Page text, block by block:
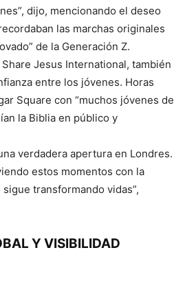
dijo, mencionando el deseo
las marchas originales
de la Generación Z.
Jesus International, también
entre los jóvenes. Horas
Square con “muchos jóvenes de
la Biblia en público y
verdadera apertura en Londres.
estos momentos con la
transformando vidas”,
Y VISIBILIDAD